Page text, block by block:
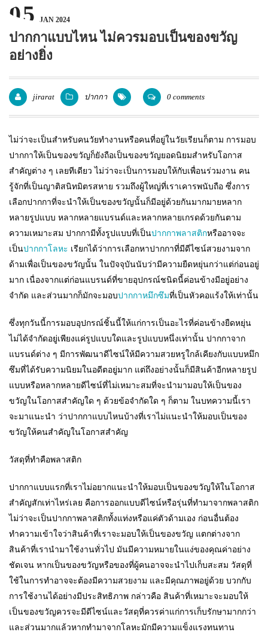
แพคเกจปากกา
05 JAN 2024
ปากกาแบบไหน ไม่ควรมอบเป็นของขวัญ
อย่างยิ่ง
jirarat ปากกา 0 comments
ไม่ว่าจะเป็นสำหรับคนวัยทำงานหรือคนที่อยู่ในวัยเรียนก็ตาม การมอบ
ปากกาให้เป็นของขวัญก็ยังถือเป็นของขวัญยอดนิยมสำหรับโอกาส
สำคัญต่าง ๆ เลยทีเดียว ไม่ว่าจะเป็นการมอบให้กับเพื่อนร่วมงาน คน
รู้จักที่เป็นญาติสนิทมิตรสหาย รวมถึงผู้ใหญ่ที่เราเคารพนับถือ ซึ่งการ
เลือกปากกาที่จะนำให้เป็นของขวัญนั้นก็มีอยู่ด้วยกันมากมายหลาก
หลายรูปแบบ หลากหลายแบรนด์และหลากหลายเกรดด้วยกันตาม
ความเหมาะสม ปากกามีทั้งรูปแบบที่เป็นปากกาพลาสติกหรืออาจจะ
เป็นปากกาโลหะ เรียกได้ว่าการเลือกหาปากกาที่มีดีไซน์สวยงามจาก
ด้ามเพื่อเป็นของขวัญนั้น ในปัจจุบันนับว่ามีความยืดหยุ่นกว่าแต่ก่อนอยู่
มาก เนื่องจากแต่ก่อนแบรนด์ที่ขายอุปกรณ์ชนิดนี้ค่อนข้างมีอยู่อย่าง
จำกัด และส่วนมากก็มักจะมอบปากกาหมึกซึมที่เป็นหัวคอแร้งให้เท่านั้น
ซึ่งทุกวันนี้การมอบอุปกรณ์ชิ้นนี้ให้แก่การเป็นอะไรที่ค่อนข้างยืดหยุ่น
ไม่ได้จำกัดอยู่เพียงแค่รูปแบบใดและรูปแบบหนึ่งเท่านั้น ปากกาจาก
แบรนด์ต่าง ๆ มีการพัฒนาดีไซน์ให้มีความสวยหรูใกล้เคียงกับแบบหมึก
ซึมที่ได้รับความนิยมในอดีตอยู่มาก แต่ถึงอย่างนั้นก็มีสินค้าอีกหลายรูป
แบบหรือหลากหลายดีไซน์ที่ไม่เหมาะสมที่จะนำมามอบให้เป็นของ
ขวัญในโอกาสสำคัญใด ๆ ด้วยข้อจำกัดใด ๆ ก็ตาม ในบทความนี้เรา
จะมาแนะนำ ว่าปากกาแบบไหนบ้างที่เราไม่แนะนำให้มอบเป็นของ
ขวัญให้คนสำคัญในโอกาสสำคัญ
วัสดุที่ทำคือพลาสติก
ปากกาแบบแรกที่เราไม่อยากแนะนำให้มอบเป็นของขวัญให้ในโอกาส
สำคัญสักเท่าไหร่เลย คือการออกแบบดีไซน์หรือรุ่นที่ทำมาจากพลาสติก
ไม่ว่าจะเป็นปากกาพลาสติกทั้งแท่งหรือแค่ตัวด้ามเอง ก่อนอื่นต้อง
ทำความเข้าใจว่าสินค้าที่เราจะมอบให้เป็นของขวัญ แตกต่างจาก
สินค้าที่เรานำมาใช้งานทั่วไป มันมีความหมายในแง่ของคุณค่าอย่าง
ชัดเจน หากเป็นของขวัญหรือของที่ผู้คนอาจจะนำไปเก็บสะสม วัสดุที่
ใช้ในการทำอาจจะต้องมีความสวยงาม และมีคุณภาพอยู่ด้วย บวกกับ
การใช้งานได้อย่างมีประสิทธิภาพ กล่าวคือ สินค้าที่เหมาะจะมอบให้
เป็นของขวัญควรจะมีดีไซน์และวัสดุที่ควรค่าแก่การเก็บรักษามากกว่า
และส่วนมากแล้วหากทำมาจากโลหะมักมีความแข็งแรงทนทาน